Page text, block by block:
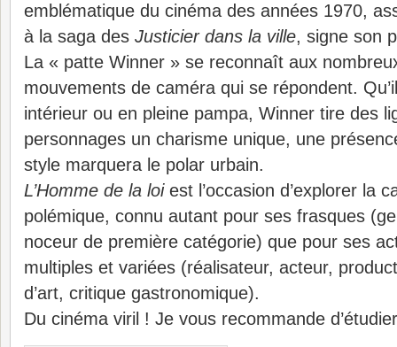
emblématique du cinéma des années 1970,
à la saga des Justicier dans la ville, signe son
La « patte Winner » se reconnaît aux
mouvements de caméra qui se répondent.
intérieur ou en pleine pampa, Winner tire des
personnages un charisme unique, une
style marquera le polar urbain.
L’Homme de la loiest l’occasion d’explorer la
polémique, connu autant pour ses frasques
noceur de première catégorie) que pour ses
multiples et variées (réalisateur, acteur,
d’art, critique gastronomique).
Du cinéma viril ! Je vous recommande